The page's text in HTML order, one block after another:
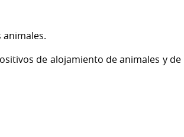
de alojamiento de animales y de